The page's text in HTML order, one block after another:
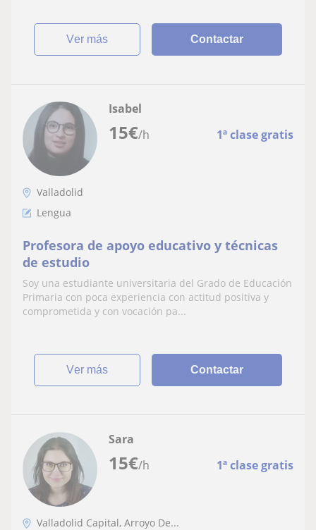
ver más Contactar
15€/h 1ª clase gratis
Isabel
Valladolid
Lengua
Profesora de apoyo educativo y técnicas
de estudio
Soy una estudiante universitaria del Grado de Educación
Primaria con poca experiencia con actitud positiva y
comprometida y con vocación pa...
ver más Contactar
15€/h 1ª clase gratis
Sara
Valladolid Capital, Arroyo De...